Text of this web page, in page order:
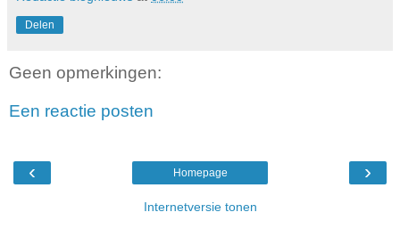
Delen
Geen opmerkingen:
Een reactie posten
‹ ›
Homepage
Internetversie tonen